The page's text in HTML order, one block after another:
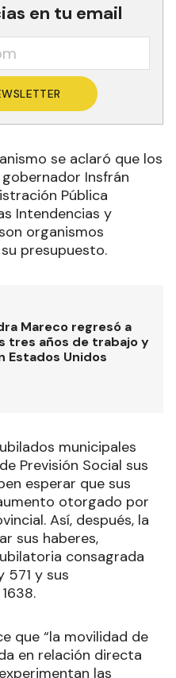
en tu email
se aclaró que los
Insfrán
Pública
Intendencias y
organismos
presupuesto.
Mareco regresó a
tres años de trabajo y
Estados Unidos
municipales
Previsión Social sus
esperar que sus
otorgado por
Así, después, la
sus haberes,
consagrada
571 y sus
que “la movilidad de
en relación directa
las